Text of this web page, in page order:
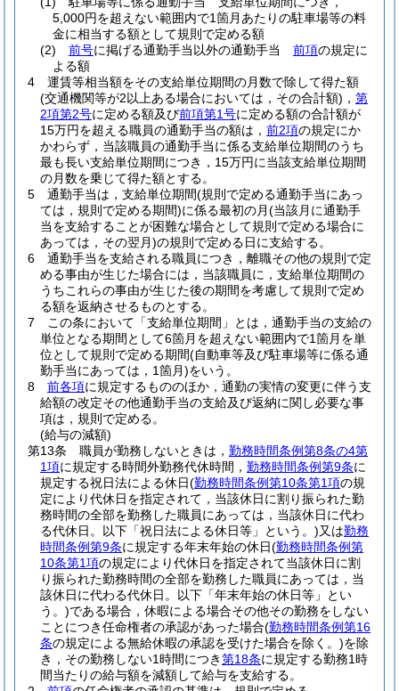
5,000円を超えない範囲内で1箇月あたりの駐車場等の料
金に相当する額として規則で定める額
(2)
前号に掲げる通勤手当以外の通勤手当 前項の規定に
よる額
4
運賃等相当額をその支給単位期間の月数で除して得た額
(交通機関等が2以上ある場合においては，その合計額) ， 第
2項第2号に定める額及び前項第1号に定める額の合計額が
15万円を超える職員の通勤手当の額は， 前2項の規定にか
かわらず，当該職員の通勤手当に係る支給単位期間のうち
最も長い支給単位期間につき，15万円に当該支給単位期間
の月数を乗じて得た額とする。
5
通勤手当は，支給単位期間(規則で定める通勤手当にあっ
ては，規則で定める期間)に係る最初の月(当該月に通勤手
当を支給することが困難な場合として規則で定める場合に
あっては，その翌月)の規則で定める日に支給する。
6
通勤手当を支給される職員につき，離職その他の規則で定
める事由が生じた場合には，当該職員に，支給単位期間の
うちこれらの事由が生じた後の期間を考慮して規則で定め
る額を返納させるものとする。
7
この条において「支給単位期間」とは，通勤手当の支給の
単位となる期間として6箇月を超えない範囲内で1箇月を単
位として規則で定める期間(自動車等及び駐車場等に係る通
勤手当にあっては，1箇月)をいう。
8
前各項に規定するもののほか，通勤の実情の変更に伴う支
給額の改定その他通勤手当の支給及び返納に関し必要な事
項は，規則で定める。
(給与の減額)
第13条
職員が勤務しないときは， 勤務時間条例第8条の4第
1項に規定する時間外勤務代休時間， 勤務時間条例第9条に
規定する祝日法による休日(勤務時間条例第10条第1項の規
定により代休日を指定されて，当該休日に割り振られた勤
務時間の全部を勤務した職員にあっては，当該休日に代わ
る代休日。以下「祝日法による休日等」という。)又は勤務
時間条例第9条に規定する年末年始の休日(勤務時間条例第
10条第1項の規定により代休日を指定されて当該休日に割
り振られた勤務時間の全部を勤務した職員にあっては，当
該休日に代わる代休日。以下「年末年始の休日等」とい
う。)である場合，休暇による場合その他その勤務をしない
ことにつき任命権者の承認があった場合(勤務時間条例第16
条の規定による無給休暇の承認を受けた場合を除く。)を除
き，その勤務しない1時間につき第18条に規定する勤務1時
間当たりの給与額を減額して給与を支給する。